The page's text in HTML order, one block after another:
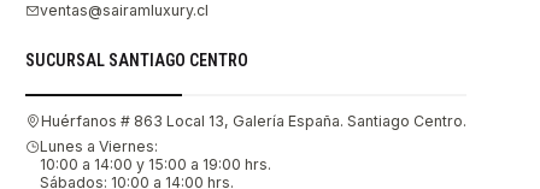
ventas@sairamluxury.cl
SUCURSAL SANTIAGO CENTRO
Huérfanos # 863 Local 13, Galería España. Santiago Centro.
Lunes a Viernes:
10:00 a 14:00 y 15:00 a 19:00 hrs.
Sábados: 10:00 a 14:00 hrs.